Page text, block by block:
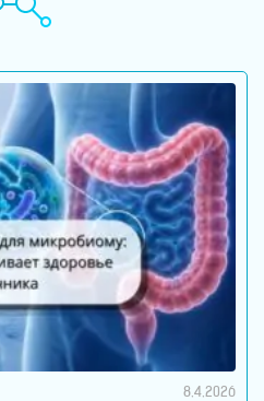
8.4.2026